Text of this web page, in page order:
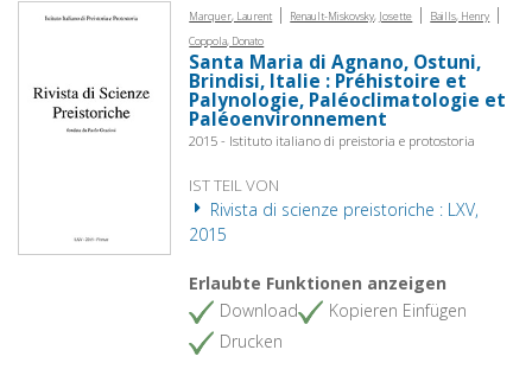
Marquer, Laurent | Renault-Miskovsky, Josette | Baills, Henry |
Coppola, Donato
Santa Maria di Agnano, Ostuni,
Brindisi, Italie : Préhistoire et
Palynologie, Paléoclimatologie et
Paléoenvironnement
2015 - Istituto italiano di preistoria e protostoria
IST TEIL VON
Rivista di scienze preistoriche : LXV,
2015
Erlaubte Funktionen anzeigen
Download
Kopieren Einfügen
Drucken